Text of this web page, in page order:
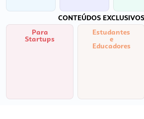
CONTEÚDOS
Para
Startups
Estudantes
e
Educadores